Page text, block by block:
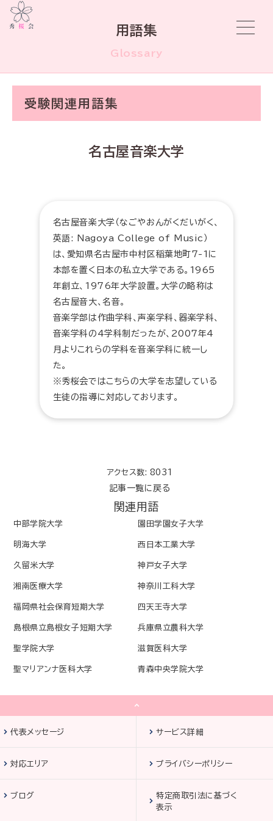
用語集
Glossary
受験関連用語集
名古屋音楽大学
名古屋音楽大学（なごやおんがくだいがく、
英語: Nagoya College of Music）
は、愛知県名古屋市中村区稲葉地町7-1に
本部を置く日本の私立大学である。1965
年創立、1976年大学設置。大学の略称は
名古屋音大、名音。
音楽学部は作曲学科、声楽学科、器楽学科、
音楽学科の4学科制だったが、2007年4
月よりこれらの学科を音楽学科に統一し
た。
※秀桜会ではこちらの大学を志望している
生徒の指導に対応しております。
アクセス数: 8031
記事一覧に戻る
関連用語
中部学院大学 園田学園女子大学
明海大学 西日本工業大学
久留米大学 神戸女子大学
湘南医療大学 神奈川工科大学
福岡県社会保育短期大学 四天王寺大学
島根県立島根女子短期大学 兵庫県立農科大学
聖学院大学 滋賀医科大学
聖マリアンナ医科大学 青森中央学院大学
代表メッセージ サービス詳細
対応エリア プライバシーポリシー
ブログ
特定商取引法に基づく
表示